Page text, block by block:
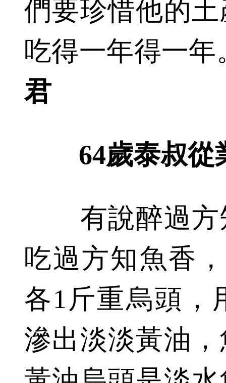
們要珍惜他的
吃得一年得一年
君
64歲泰叔從
有說醉過方
吃過方知魚香
各1斤重烏頭，
滲出淡淡黃油